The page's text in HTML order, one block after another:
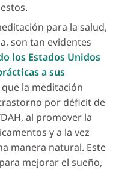
para la salud,
son tan evidentes
los Estados Unidos
a sus
la meditación
por déficit de
al promover la
y a la vez
manera natural. Este
mejorar el sueño,